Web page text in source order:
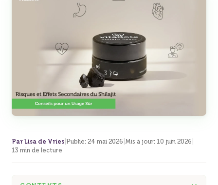
Par Lisa de Vries Publié: 24 mai 2026 Mis à jour: 10 juin 2026
13 min de lecture